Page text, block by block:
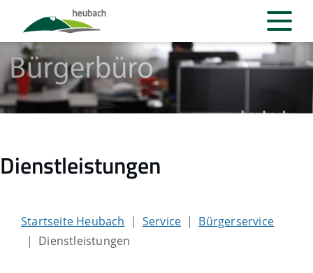
Dienstleistungen
Startseite Heubach Service
Bürgerservice
Dienstleistungen